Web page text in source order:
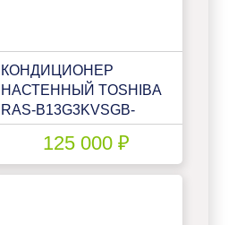
КОНДИЦИОНЕР
НАСТЕННЫЙ TOSHIBA
RAS-B13G3KVSGB-
E/RAS-13J2AVSG-E1
125 000 ₽